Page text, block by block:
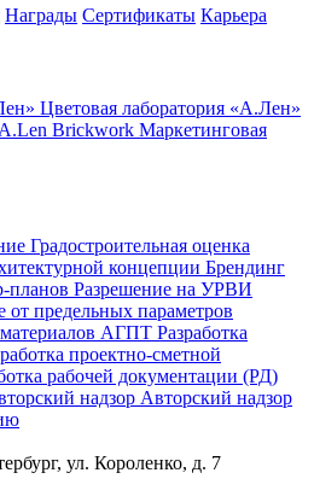
Награды Сертификаты Карьера
Цветовая лаборатория «А.Лен»
A.Len Brickwork Маркетинговая
Градостроительная оценка
концепции Брендинг
планов Разрешение на УРВИ
от предельных параметров
материалов АГПТ Разработка
проектно-сметной
рабочей документации (РД)
надзор Авторский надзор
ул. Короленко, д. 7